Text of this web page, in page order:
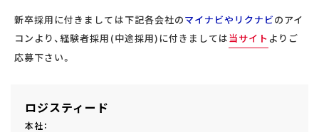
新卒採用に付きましては下記各会社のマイナビやリクナビのアイ
コンより、 経験者採用(中途採用)に付きましては当サイトよりご
応募下さい。
ロジスティード
本社：